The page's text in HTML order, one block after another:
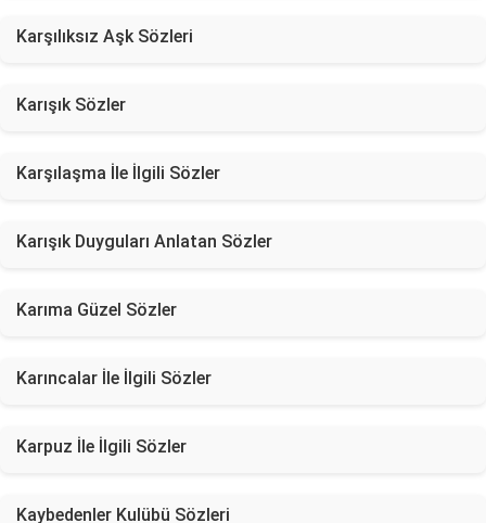
Karşılıksız Aşk Sözleri
Karışık Sözler
Karşılaşma İle İlgili Sözler
Karışık Duyguları Anlatan Sözler
Karıma Güzel Sözler
Karıncalar İle İlgili Sözler
Karpuz İle İlgili Sözler
Kaybedenler Kulübü Sözleri